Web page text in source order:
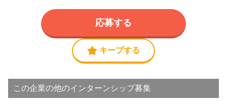
キープする
応募する
この企業の他のインターンシップ募集